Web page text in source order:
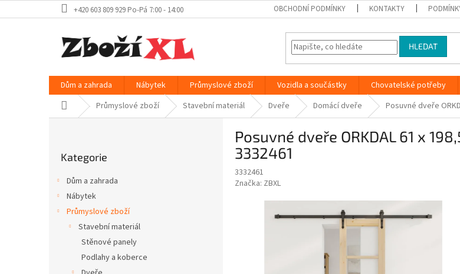
na
+420 603 809 929 Po-Pá 7:00 - 14:00 OBCHODNÍ PODMÍNKY KONTAKTY
HLEDAT
Dům a zahrada Nábytek Průmyslové zboží Vozidla a součástky Chovatelské potřeby
Domů Průmyslové zboží Stavební materiál Dveře Domácí dveře Posuvné dveře
kategorie
Kategorie
Dům a zahrada
Nábytek
Průmyslové zboží
Stavební materiál
Stěnové panely
Podlahy a koberce
Posuvné dveře ORKDAL 61 x
3332461
3332461
Značka: ZBXL